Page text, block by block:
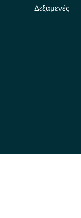
Δεξαμενές